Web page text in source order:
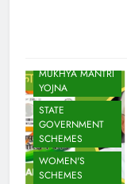
MUKHYA MANTRI
YOJNA
STATE
GOVERNMENT
SCHEMES
WOMEN'S
SCHEMES